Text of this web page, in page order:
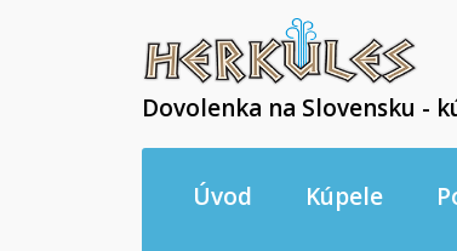
Dovolenka na Slovensku -
Úvod Kúpele